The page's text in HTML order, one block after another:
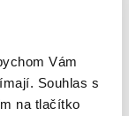
Vám
Souhlas s
na tlačítko